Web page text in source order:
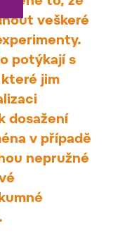
veškeré
potýkají s
jim
dosažení
v případě
nepružné